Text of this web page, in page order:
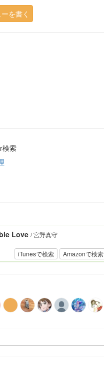
を書く
検索
iTunesで検索 Amazonで検索
Love / 宮野真守